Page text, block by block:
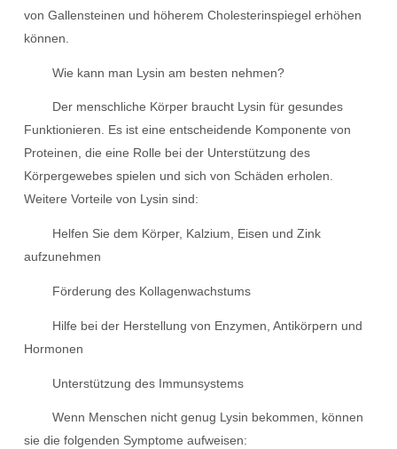
von Gallensteinen und höherem Cholesterinspiegel erhöhen
können.
Wie kann man Lysin am besten nehmen?
Der menschliche Körper braucht Lysin für gesundes
Funktionieren. Es ist eine entscheidende Komponente von
Proteinen, die eine Rolle bei der Unterstützung des
Körpergewebes spielen und sich von Schäden erholen.
Weitere Vorteile von Lysin sind:
Helfen Sie dem Körper, Kalzium, Eisen und Zink
aufzunehmen
Förderung des Kollagenwachstums
Hilfe bei der Herstellung von Enzymen, Antikörpern und
Hormonen
Unterstützung des Immunsystems
Wenn Menschen nicht genug Lysin bekommen, können
sie die folgenden Symptome aufweisen: